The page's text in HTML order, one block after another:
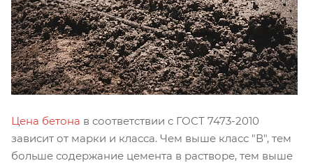
Цена бетона в соответствии с ГОСТ 7473-2010
зависит от марки и класса. Чем выше класс "В", тем
больше содержание цемента в растворе, тем выше